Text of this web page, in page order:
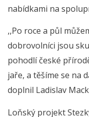
nabídkami na
,,Po roce a půl
dobrovolníci jsou
pohodlí české
jaře, a těšíme se na
doplnil Ladislav
Loňský projekt